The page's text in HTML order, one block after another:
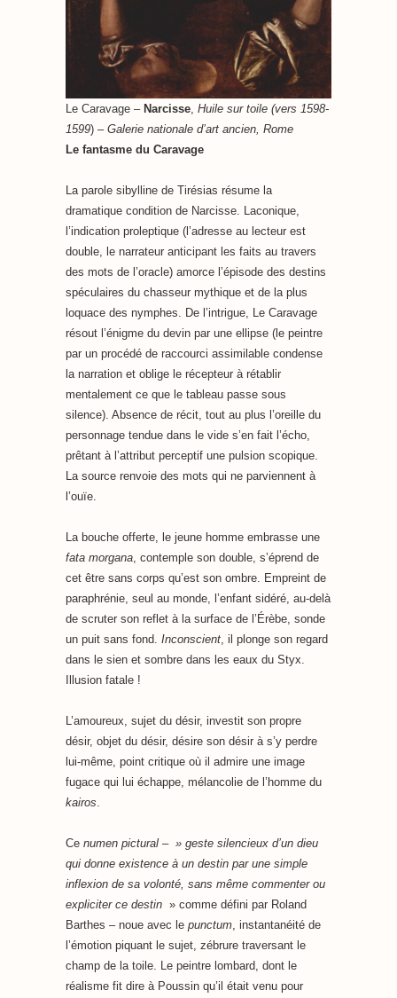
Le Caravage –Narcisse Huile sur toile (vers 1598-
1599) – Galerie nationale d’art ancien, Rome
Le fantasme du Caravage
La parole sibylline de Tirésias résume la
dramatique condition de Narcisse. Laconique,
l’indication proleptique (l’adresse au lecteur est
double, le narrateur anticipant les faits au travers
des mots de l’oracle) amorce l’épisode des destins
spéculaires du chasseur mythique et de la plus
loquace des nymphes. De l’intrigue, Le Caravage
résout l’énigme du devin par une ellipse (le peintre
par un procédé de raccourci assimilable condense
la narration et oblige le récepteur à rétablir
mentalement ce que le tableau passe sous
silence). Absence de récit, tout au plus l’oreille du
personnage tendue dans le vide s’en fait l’écho,
prêtant à l’attribut perceptif une pulsion scopique.
La source renvoie des mots qui ne parviennent à
l’ouïe.
La bouche offerte, le jeune homme embrasse une
fata morgana , contemple son double, s’éprend de
cet être sans corps qu’est son ombre. Empreint de
paraphrénie, seul au monde, l’enfant sidéré, au-delà
de scruter son reflet à la surface de l’Érèbe, sonde
un puit sans fond. Inconscient , il plonge son regard
dans le sien et sombre dans les eaux du Styx.
Illusion fatale !
L’amoureux, sujet du désir, investit son propre
désir, objet du désir, désire son désir à s’y perdre
lui-même, point critique où il admire une image
fugace qui lui échappe, mélancolie de l’homme du
kairos
Ce numen pictural – » geste silencieux d’un dieu
qui donne existence à un destin par une simple
inflexion de sa volonté, sans même commenter ou
expliciter ce destin » comme défini par Roland
Barthes – noue avec le punctum , instantanéité de
l’émotion piquant le sujet, zébrure traversant le
champ de la toile. Le peintre lombard, dont le
réalisme fit dire à Poussin qu’il était venu pour